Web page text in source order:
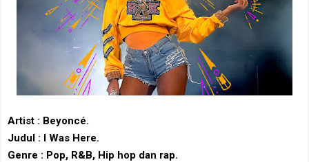
Artist : Beyoncé.
Judul : I Was Here.
Genre : Pop, R&B, Hip hop dan rap.